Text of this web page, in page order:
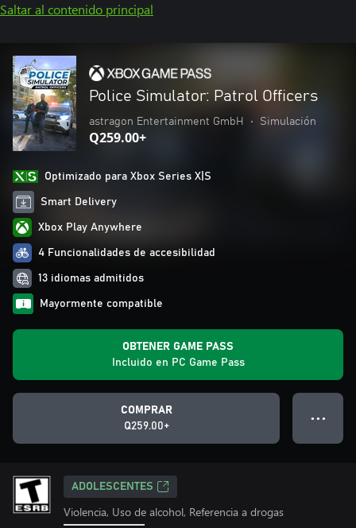
Saltar al contenido principal
Police Simulator: Patrol Officers
astragon Entertainment GmbH • Simulación
Q259.00+
Optimizado para Xbox Series X|S
Smart Delivery
Xbox Play Anywhere
4 Funcionalidades de accesibilidad
13 idiomas admitidos
Mayormente compatible
OBTENER GAME PASS
Incluido en PC Game Pass
COMPRAR
Q259.00+
● ● ●
ADOLESCENTES
Violencia, Uso de alcohol, Referencia a drogas